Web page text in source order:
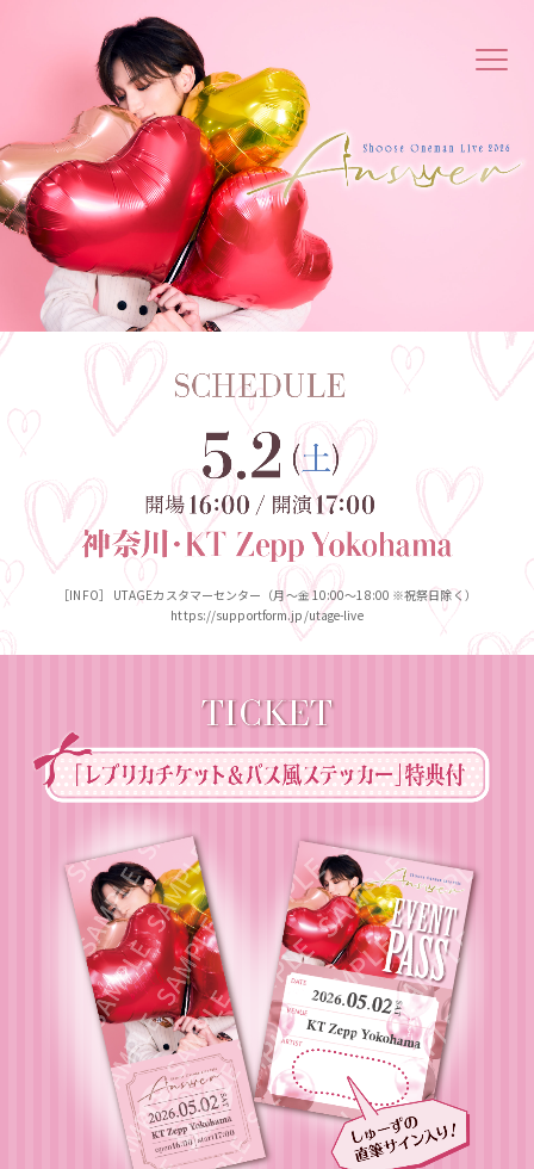
［INFO］ UTAGEカスタマーセンター（月～金 10:00～18:00 ※祝祭日除く）
https://supportform.jp/utage-live